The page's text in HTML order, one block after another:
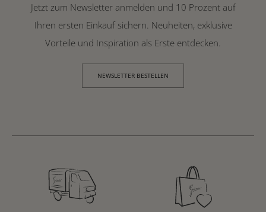
Jetzt zum Newsletter anmelden und 10 Prozent auf
Ihren ersten Einkauf sichern. Neuheiten, exklusive
Vorteile und Inspiration als Erste entdecken.
NEWSLETTER BESTELLEN